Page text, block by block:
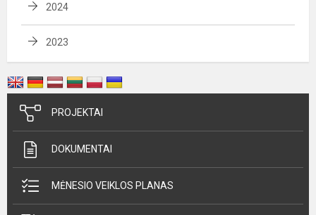
2024
2023
PROJEKTAI
DOKUMENTAI
MĖNESIO VEIKLOS PLANAS